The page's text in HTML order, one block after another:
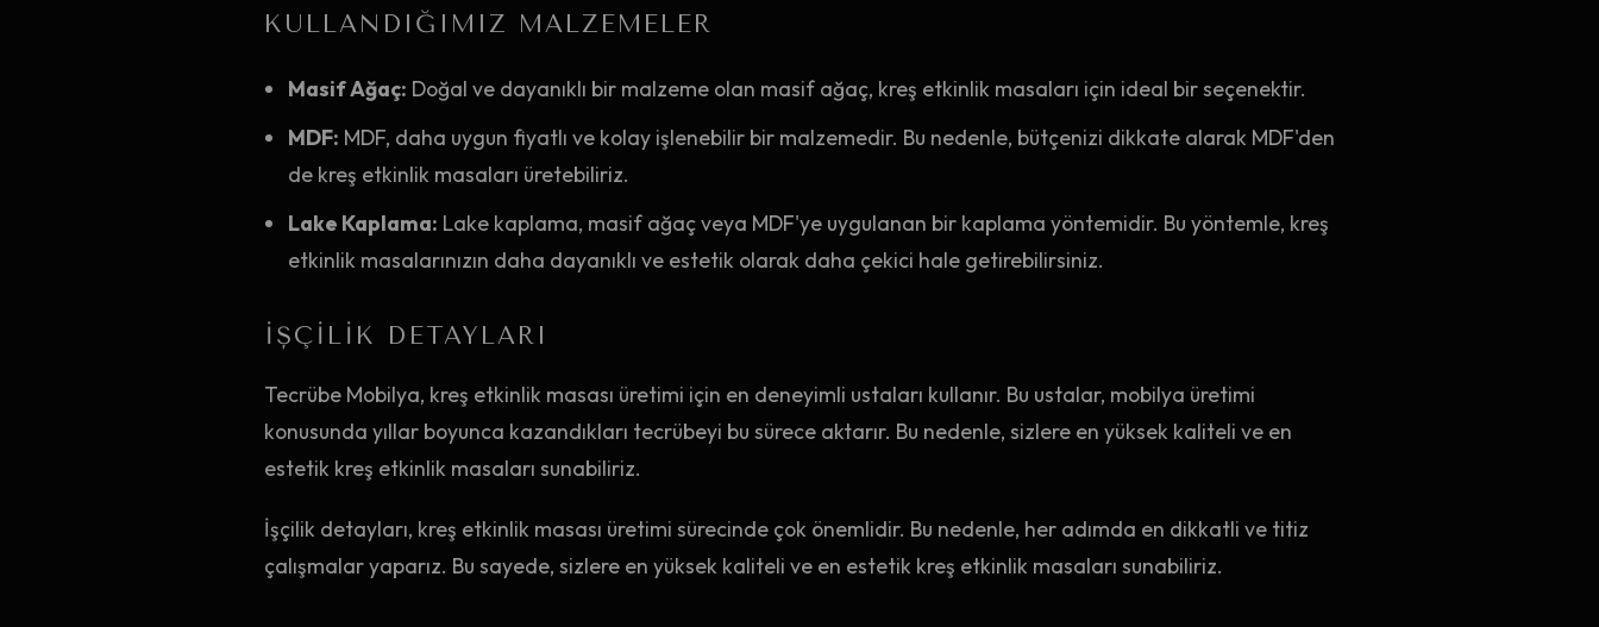
KULLANDIĞIMIZ MALZEMELER
Masif Ağaç: Doğal ve dayanıklı bir malzeme olan masif ağaç, kreş etkinlik masaları için ideal bir seçenektir.
MDF: MDF, daha uygun fiyatlı ve kolay işlenebilir bir malzemedir. Bu nedenle, bütçenizi dikkate alarak MDF'den
de kreş etkinlik masaları üretebiliriz.
Lake Kaplama: Lake kaplama, masif ağaç veya MDF'ye uygulanan bir kaplama yöntemidir. Bu yöntemle, kreş
etkinlik masalarınızın daha dayanıklı ve estetik olarak daha çekici hale getirebilirsiniz.
İŞÇILIK DETAYLARI
Tecrübe Mobilya, kreş etkinlik masası üretimi için en deneyimli ustaları kullanır. Bu ustalar, mobilya üretimi
konusunda yıllar boyunca kazandıkları tecrübeyi bu sürece aktarır. Bu nedenle, sizlere en yüksek kaliteli ve en
estetik kreş etkinlik masaları sunabiliriz.
İşçilik detayları, kreş etkinlik masası üretimi sürecinde çok önemlidir. Bu nedenle, her adımda en dikkatli ve titiz
çalışmalar yaparız. Bu sayede, sizlere en yüksek kaliteli ve en estetik kreş etkinlik masaları sunabiliriz.